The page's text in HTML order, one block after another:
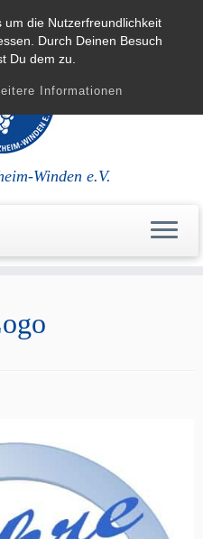
um die Nutzerfreundlichkeit
Durch Deinen Besuch
Du dem zu.
Informationen
Winden e.V.